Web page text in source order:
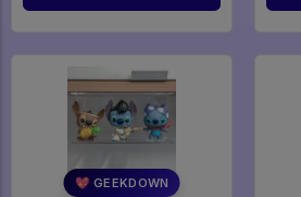
💖 GEEKDOWN